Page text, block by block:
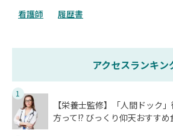
看護師
履歴書
アクセスランキン
1
【栄養士監修】「人間ドック
方って!? びっくり仰天おすす